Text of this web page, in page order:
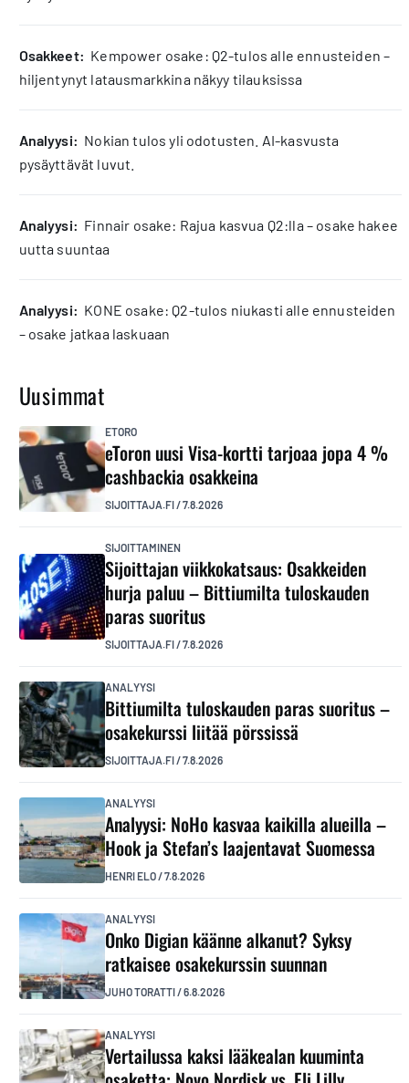
osakkeet: Kempower osake: Q2-tulos alle ennusteiden –
hiljentynyt latausmarkkina näkyy tilauksissa
analyysi: Nokian tulos yli odotusten. AI-kasvusta
pysäyttävät luvut.
analyysi: Finnair osake: Rajua kasvua Q2:lla – osake hakee
uutta suuntaa
analyysi: KONE osake: Q2-tulos niukasti alle ennusteiden
– osake jatkaa laskuaan
Uusimmat
ETORO
eToron uusi Visa-kortti tarjoaa jopa 4 %
cashbackia osakkeina
SIJOITTAJA.FI/7.8.2026
SIJOITTAMINEN
Sijoittajan viikkokatsaus: Osakkeiden
hurja paluu – Bittiumilta tuloskauden
paras suoritus
SIJOITTAJA.FI/7.8.2026
ANALYYSI
Bittiumilta tuloskauden paras suoritus –
osakekurssi liitää pörssissä
SIJOITTAJA.FI/7.8.2026
ANALYYSI
Analyysi: NoHo kasvaa kaikilla alueilla –
Hook ja Stefan’s laajentavat Suomessa
HENRI ELO/7.8.2026
ANALYYSI
Onko Digian käänne alkanut? Syksy
ratkaisee osakekurssin suunnan
JUHO TORATTI/6.8.2026
ANALYYSI
Vertailussa kaksi lääkealan kuuminta